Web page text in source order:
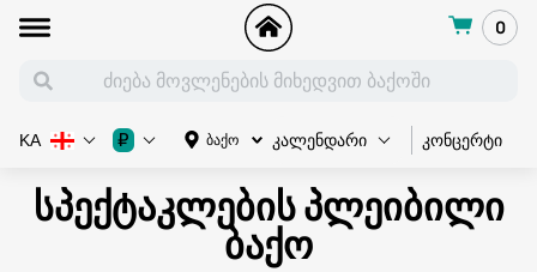
0
ბაქო კალენდარი კონცერტი
KA ₽
სპექტაკლების პლეიბილი
ბაქო